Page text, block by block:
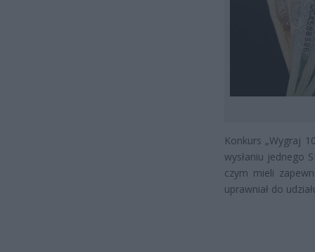
Konkurs „Wygraj
wysłaniu jednego
czym mieli
uprawniał do